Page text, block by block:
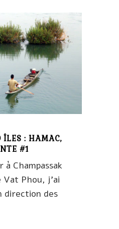
: HAMAC,
#1
Champassak
Phou, j’ai
direction des